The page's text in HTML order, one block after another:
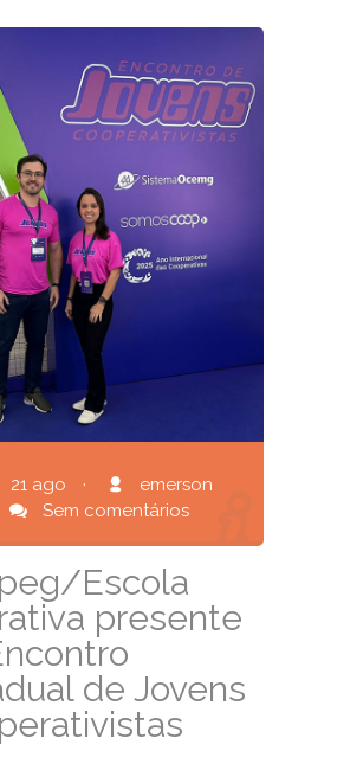
21 ago ·
emerson
Sem comentários
Escola
presente
de Jovens